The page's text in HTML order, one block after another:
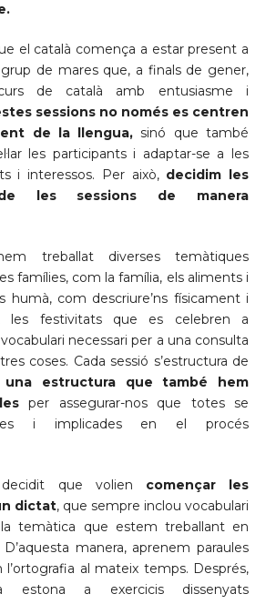
el català comença a estar present a
grup de mares que, a finals de gener,
de català amb entusiasme i
sessions no només es centren
de la llengua, sinó que també
les participants i adaptar-se a les
i interessos. Per això,decidim les
les sessions de manera
treballat diverses temàtiques
famílies, com la família, els aliments i
humà, com descriure’ns físicament i
les festivitats que es celebren a
necessari per a una consulta
coses. Cada sessió s’estructura de
una estructura que també hem
per assegurar-nos que totes se
i implicades en el procés
que volien començar les
dictat, que sempre inclou vocabulari
temàtica que estem treballant en
manera, aprenem paraules
al mateix temps. Després,
estona a exercicis dissenyats